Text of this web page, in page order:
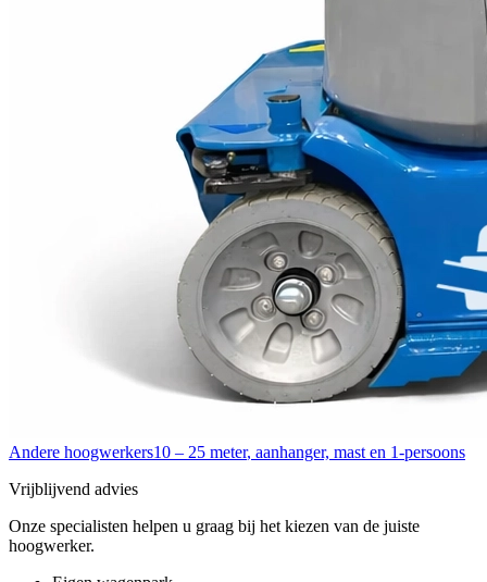
Andere hoogwerkers10 – 25 meter, aanhanger, mast en 1-persoons
Vrijblijvend advies
Onze specialisten helpen u graag bij het kiezen van de juiste
hoogwerker.